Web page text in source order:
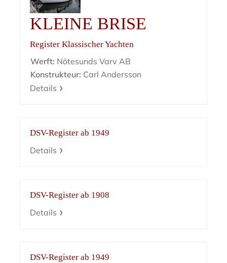
KLEINE BRISE
Register Klassischer Yachten
Werft: Nötesunds Varv AB
Konstrukteur: Carl Andersson
Details
DSV-Register ab 1949
Details
DSV-Register ab 1908
Details
DSV-Register ab 1949